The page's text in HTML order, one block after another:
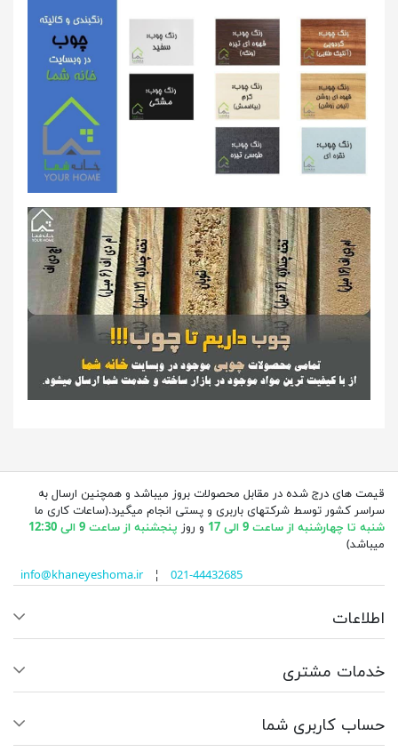
قیمت های درج شده در مقابل محصولات بروز میباشد و همچنین ارسال به
سراسر کشور توسط شرکتهای باربری و پستی انجام میگیرد.(ساعات کاری ما
شنبه تا چهارشنبه از ساعت 9 الی 17
و روز پنجشنبه از ساعت 9 الی 12:30
میباشد)
info@khaneyeshoma.ir¦ 021-44432685
اطلاعات
خدمات مشتری
حساب کاربری شما